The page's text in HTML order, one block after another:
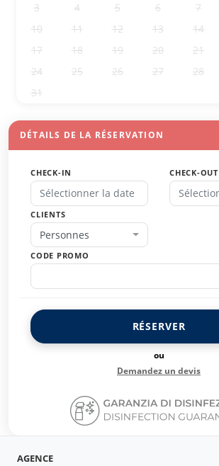
3
4 5 6 7
10
11 12 13 14
17
18 19 20 21
24
25 26 27 28
31
DÉTAILS DE LA RÉSERVATION
CHECK-IN CHECK-OUT
CLIENTS
Personnes
CODE PROMO
RÉSERVER
ou
Demandez un devis
AGENCE